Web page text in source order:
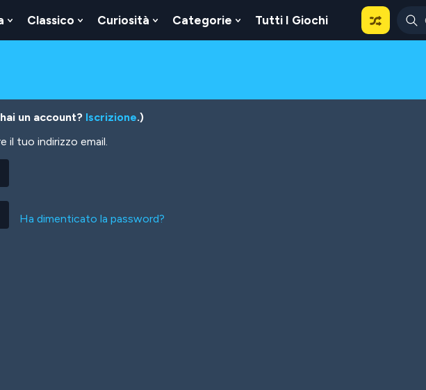
Show
Submenu
Classico
Show
Submenu
Curiosità
Show
Submenu
Categorie
Show
Submenu
Tutti I Giochi
un account? Iscrizione.)
il tuo indirizzo email.
Ha dimenticato la password?